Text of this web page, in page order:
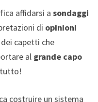
affidarsi a sondaggi
di opinioni
capetti che
al grande capo
tutto!
costruire un sistema